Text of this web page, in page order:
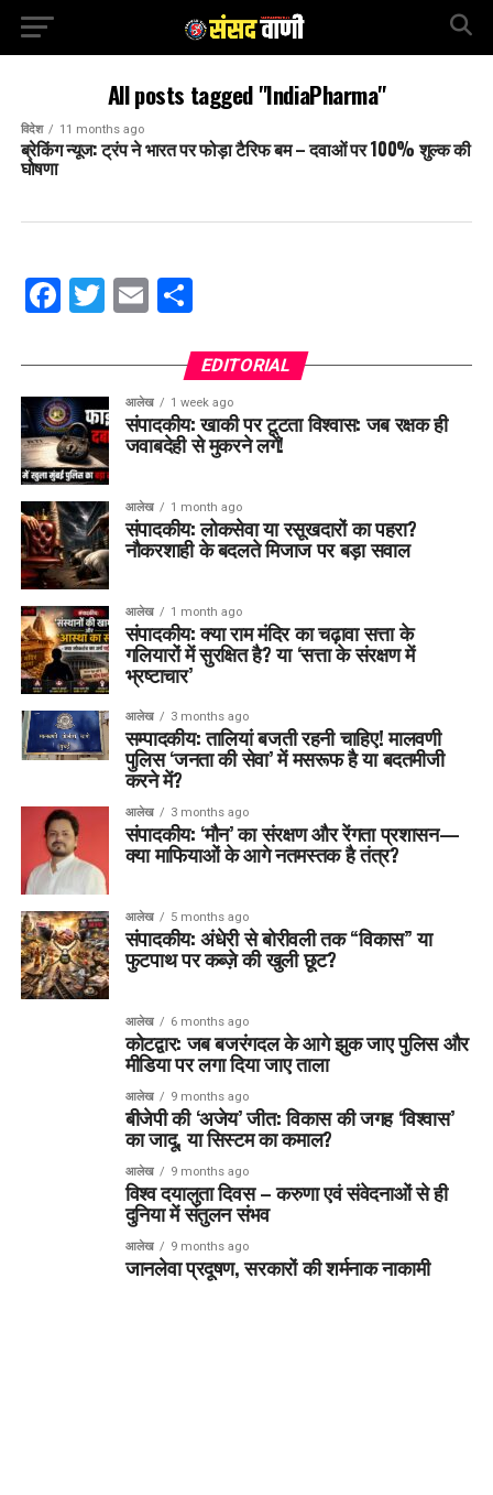
All posts tagged "IndiaPharma"
विदेश 11 months ago
ब्रेकिंग न्यूज: ट्रंप ने भारत पर फोड़ा टैरिफ बम – दवाओं पर 100% शुल्क की
घोषणा
Facebook
Twitter
EmailShare
EDITORIAL
आलेख 1 week ago
संपादकीय: खाकी पर टूटता विश्वास: जब रक्षक ही
जवाबदेही से मुकरने लगें!
आलेख 1 month ago
संपादकीय: लोकसेवा या रसूखदारों का पहरा?
नौकरशाही के बदलते मिजाज पर बड़ा सवाल
आलेख 1 month ago
संपादकीय: क्या राम मंदिर का चढ़ावा सत्ता के
गलियारों में सुरक्षित है? या ‘सत्ता के संरक्षण में
भ्रष्टाचार’
आलेख 3 months ago
सम्पादकीय: तालियां बजती रहनी चाहिए! मालवणी
पुलिस ‘जनता की सेवा’ में मसरूफ है या बदतमीजी
करने में?
आलेख 3 months ago
संपादकीय: ‘मौन’ का संरक्षण और रेंगता प्रशासन—
क्या माफियाओं के आगे नतमस्तक है तंत्र?
आलेख 5 months ago
संपादकीय: अंधेरी से बोरीवली तक “विकास” या
फुटपाथ पर कब्ज़े की खुली छूट?
आलेख 6 months ago
कोटद्वार: जब बजरंगदल के आगे झुक जाए पुलिस और
मीडिया पर लगा दिया जाए ताला
आलेख 9 months ago
बीजेपी की ‘अजेय’ जीत: विकास की जगह ‘विश्वास’
का जादू, या सिस्टम का कमाल?
आलेख 9 months ago
विश्व दयालुता दिवस – करुणा एवं संवेदनाओं से ही
दुनिया में संतुलन संभव
आलेख 9 months ago
जानलेवा प्रदूषण, सरकारों की शर्मनाक नाकामी